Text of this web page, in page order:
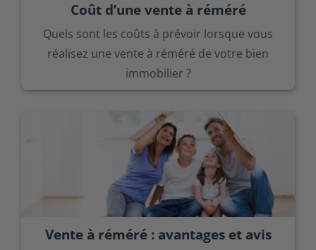
Coût d’une vente à réméré
Quels sont les coûts à prévoir lorsque vous
réalisez une vente à réméré de votre bien
immobilier ?
Vente à réméré : avantages et avis